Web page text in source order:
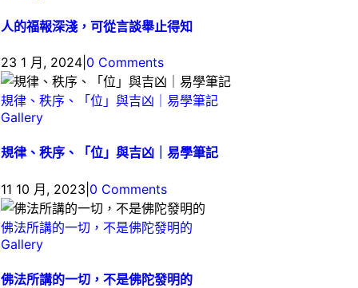
人的福報深淺，可從言談舉止得知
23 1 月, 2024 0 Comments
規律、秩序、「位」與吉凶｜易學筆記
Gallery
規律、秩序、「位」與吉凶｜易學筆記
11 10 月, 2023 0 Comments
佛法所講的一切，不是佛陀發明的
Gallery
佛法所講的一切，不是佛陀發明的